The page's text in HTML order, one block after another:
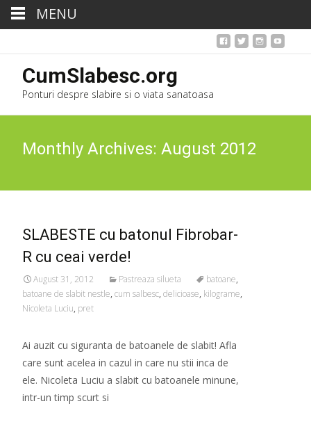
CumSlabesc.org
Ponturi despre slabire si o viata sanatoasa
Monthly Archives: August 2012
SLABESTE cu batonul Fibrobar-
R cu ceai verde!
August 31, 2012 Pastreaza silueta batoane,
batoane de slabit nestle, cum salbesc, delicioase, kilograme,
Nicoleta Luciu, pret
Ai auzit cu siguranta de batoanele de slabit! Afla
care sunt acelea in cazul in care nu stii inca de
ele. Nicoleta Luciu a slabit cu batoanele minune,
intr-un timp scurt si
MENU